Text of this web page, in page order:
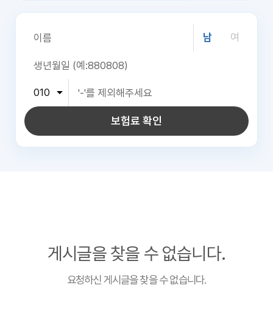
남 여
보험료 확인
게시글을 찾을 수 없습니다.
요청하신 게시글을 찾을 수 없습니다.